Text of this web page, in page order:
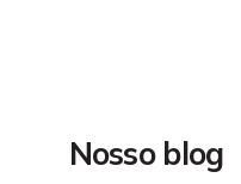
Nosso blog